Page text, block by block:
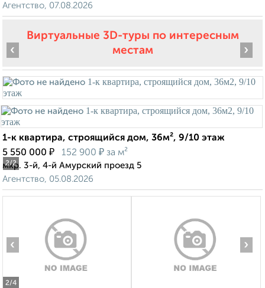
Агентство, 07.08.2026
Виртуальные 3D-туры по интересным
местам
2/2
‹ ›
1-к квартира, строящийся дом, 36м², 9/10 этаж
5 550 000 ₽ 152 900 ₽ за м²
мкр. 3-й, 4-й Амурский проезд 5
Агентство, 05.08.2026
2/4
‹ ›